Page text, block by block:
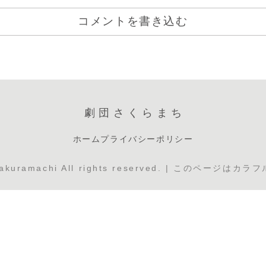
コメントを書き込む
劇団さくらまち
ホームプライバシーポリシー
All rights reserved. | このページはカラフル